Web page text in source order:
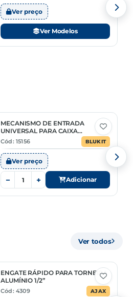
Ver preço
Ver Modelos
MECANISMO DE ENTRADA
UNIVERSAL PARA CAIXA
ACOPLADA MODELO NEO
Cód: 15156 BLUKIT
Ver preço
− + Adicionar
Ver todos
ENGATE RÁPIDO PARA TORNEIRA
ALUMÍNIO 1/2”
Cód: 4309 AJAX